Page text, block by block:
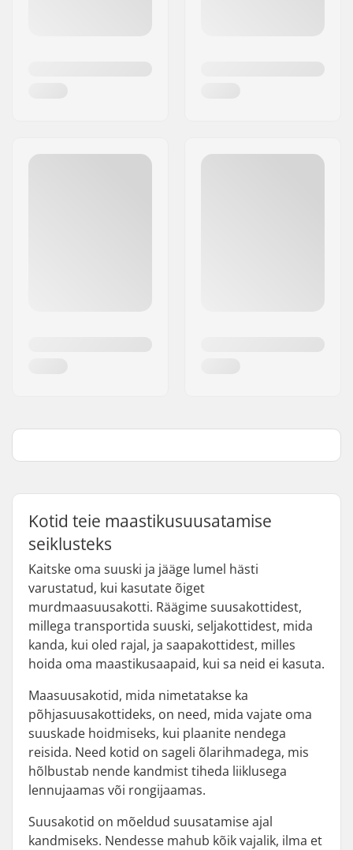
Kotid teie maastikusuusatamise
seiklusteks
Kaitske oma suuski ja jääge lumel hästi
varustatud, kui kasutate õiget
murdmaasuusakotti. Räägime suusakottidest,
millega transportida suuski, seljakottidest, mida
kanda, kui oled rajal, ja saapakottidest, milles
hoida oma maastikusaapaid, kui sa neid ei kasuta.
Maasuusakotid, mida nimetatakse ka
põhjasuusakottideks, on need, mida vajate oma
suuskade hoidmiseks, kui plaanite nendega
reisida. Need kotid on sageli õlarihmadega, mis
hõlbustab nende kandmist tiheda liiklusega
lennujaamas või rongijaamas.
Suusakotid on mõeldud suusatamise ajal
kandmiseks. Nendesse mahub kõik vajalik, ilma et